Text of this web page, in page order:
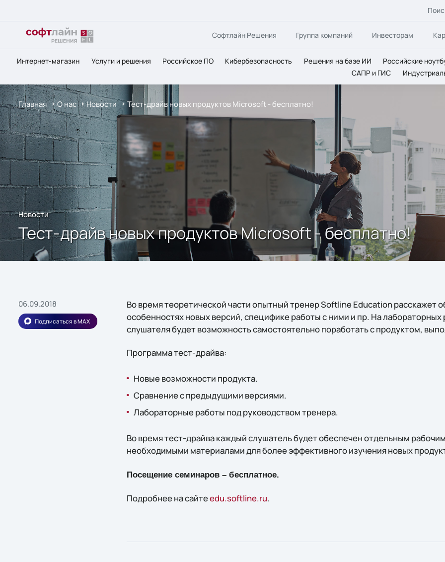
Софтлайн Решения Группа компаний Инвесторам
Интернет-магазин Услуги и решения Российское ПО Кибербезопасность Решения на базе ИИ
Российские
САПР и ГИС
Главная О нас Новости Тест-драйв новых продуктов Microsoft - бесплатно!
Новости
Тест-драйв новых продуктов Microsoft - бесплатно!
06.09.2018
Подписаться в MAX
Во время теоретической части опытный тренер Softline Education расскажет
особенностях новых версий, специфике работы с ними и пр. На лабораторных
слушателя будет возможность самостоятельно поработать с продуктом,
Программа тест-драйва:
Новые возможности продукта.
Сравнение с предыдущими версиями.
Лабораторные работы под руководством тренера.
Во время тест-драйва каждый слушатель будет обеспечен отдельным
необходимыми материалами для более эффективного изучения новых
Посещение семинаров – бесплатное.
Подробнее на сайтеedu.softline.ru.